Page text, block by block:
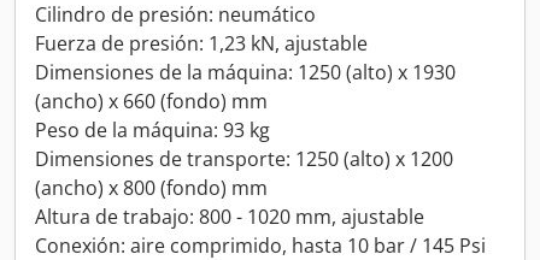
Cilindro de presión: neumático
Fuerza de presión: 1,23 kN, ajustable
Dimensiones de la máquina: 1250 (alto) x 1930
(ancho) x 660 (fondo) mm
Peso de la máquina: 93 kg
Dimensiones de transporte: 1250 (alto) x 1200
(ancho) x 800 (fondo) mm
Altura de trabajo: 800 - 1020 mm, ajustable
Conexión: aire comprimido, hasta 10 bar / 145 Psi